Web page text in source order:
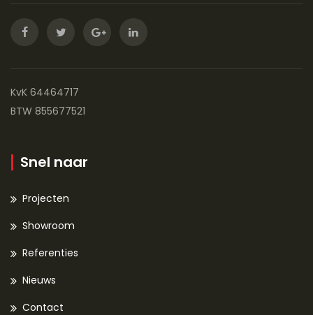
KvK 64464717
BTW 855677521
Snel naar
Projecten
Showroom
Referenties
Nieuws
Contact